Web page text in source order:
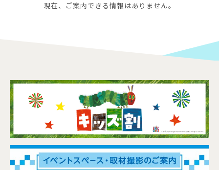
現在、ご案内できる情報はありません。